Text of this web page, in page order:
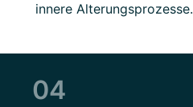
innere Alterungsprozesse.
04